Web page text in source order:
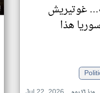
غوتيريش
هذا